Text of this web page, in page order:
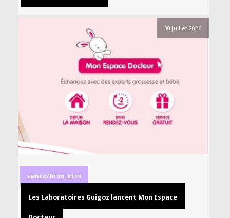
30 juillet 2026
santé/bien être
Les Laboratoires Guigoz lancent Mon Espace